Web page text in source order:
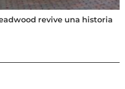
revive una historia